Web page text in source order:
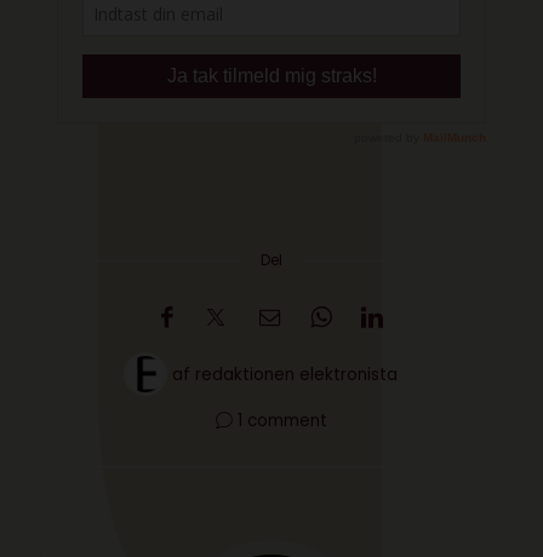
Del
af redaktionen elektronista
1 comment